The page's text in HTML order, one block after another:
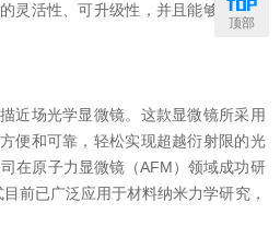
灵活性、可升级性，并且能够定制解
近场光学显微镜。这款显微镜所采用
便和可靠，轻松实现超越衍射限的光
在原子力显微镜（AFM）领域成功研
前已广泛应用于材料纳米力学研究，
顶部